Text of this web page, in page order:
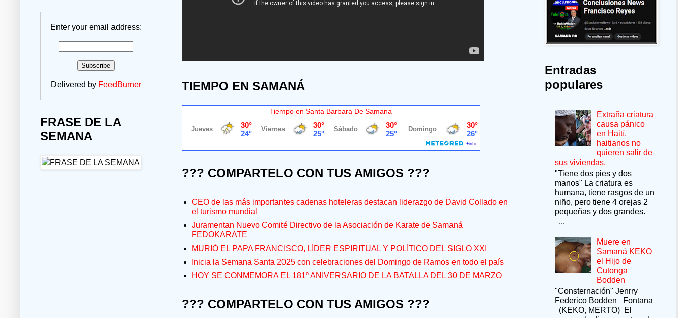
TIEMPO EN SAMANÁ
Tiempo en Santa Barbara De Samana
??? COMPARTELO CON TUS AMIGOS ???
CEO de las más importantes cadenas hoteleras destacan liderazgo de David Collado en
el turismo mundial
Juramentan Nuevo Comité Directivo de la Asociación de Karate de Samaná
FEDOKARATE
MURIÓ EL PAPA FRANCISCO, LÍDER ESPIRITUAL Y POLÍTICO DEL SIGLO XXI
Inicia la Semana Santa 2025 con celebraciones del Domingo de Ramos en todo el país
HOY SE CONMEMORA EL 181º ANIVERSARIO DE LA BATALLA DEL 30 DE MARZO
??? COMPARTELO CON TUS AMIGOS ???
Enter your email address:
Delivered by FeedBurner
FRASE DE LA
SEMANA
Entradas
populares
Extraña criatura
causa pánico
en Haití,
haitianos no
quieren salir de
sus viviendas.
"Tiene dos pies y dos
manos" La criatura es
humana, tiene rasgos de un
niño, pero tiene 4 orejas 2
pequeñas y dos grandes.
...
Muere en
Samaná KEKO
el Hijo de
Cutonga
Bodden
"Consternación" Jenrry
Federico Bodden Fontana
(KEKO, MERTO) El